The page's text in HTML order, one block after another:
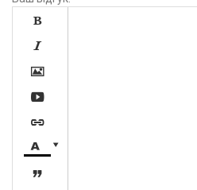







